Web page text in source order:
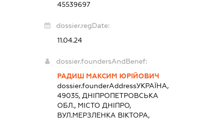
45539697
dossier.regDate:
11.04.24
dossier.foundersAndBenef:
РАДИШ МАКСИМ ЮРІЙОВИЧ
dossier.founderAddressУКРАЇНА,
49035, ДНІПРОПЕТРОВСЬКА
ОБЛ., МІСТО ДНІПРО,
ВУЛ.МЕРЗЛЕНКА ВІКТОРА,